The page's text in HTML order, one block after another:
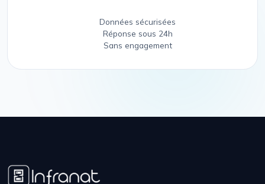
Données sécurisées
Réponse sous 24h
Sans engagement